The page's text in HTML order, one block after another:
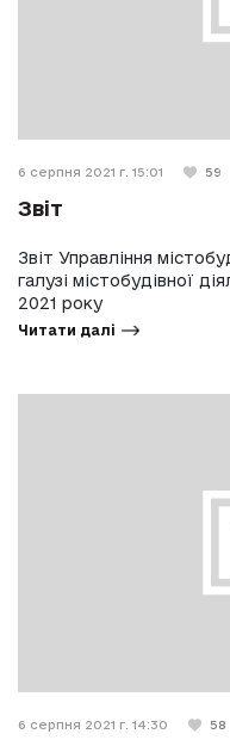
6 серпня 2021 г. 15:01 59
Звіт
Звіт Управління
галузі містобудівної
2021 року
Читати далі
6 серпня 2021 г. 14:30 58